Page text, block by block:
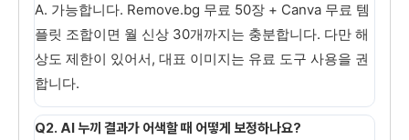
A. 가능합니다. Remove.bg 무료 50장 + Canva 무료 템
플릿 조합이면 월 신상 30개까지는 충분합니다. 다만 해
상도 제한이 있어서, 대표 이미지는 유료 도구 사용을 권
합니다.
Q2. AI 누끼 결과가 어색할 때 어떻게 보정하나요?